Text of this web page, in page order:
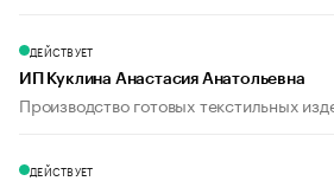
ДЕЙСТВУЕТ
ИП Куклина Анастасия Анатольевна
Производство готовых текстильных
ДЕЙСТВУЕТ